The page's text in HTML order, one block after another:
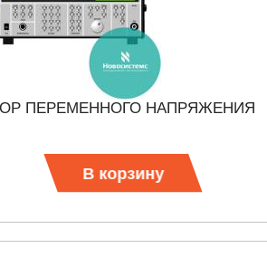
ПЕРЕМЕННОГО НАПРЯЖЕНИЯ
В корзину